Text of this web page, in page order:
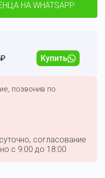
НА WHATSAPP
₽ Купить
позвонив по
согласование
с 9:00 до 18:00